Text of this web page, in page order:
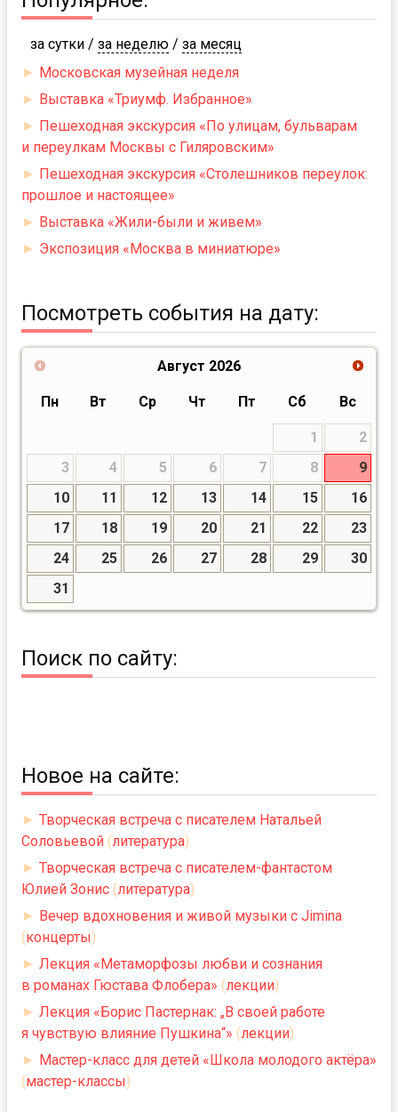
за сутки / за неделю / за месяц
► Московская музейная неделя
► Выставка «Триумф. Избранное»
► Пешеходная экскурсия «По улицам, бульварам
и переулкам Москвы с Гиляровским»
► Пешеходная экскурсия «Столешников переулок:
прошлое и настоящее»
► Выставка «Жили-были и живем»
► Экспозиция «Москва в миниатюре»
Посмотреть события на дату:
Август 2026
Пн Вт Ср Чт Пт Сб Вс
1
2
3
4 5 6 7 8
9
10
11 12 13 14 15
16
17
18 19 20 21 22
23
24
25 26 27 28 29
30
31
Поиск по сайту:
Новое на сайте:
► Творческая встреча с писателем Натальей
Соловьевой (литература)
► Творческая встреча с писателем-фантастом
Юлией Зонис (литература)
► Вечер вдохновения и живой музыки с Jimina
(концерты)
► Лекция «Метаморфозы любви и сознания
в романах Гюстава Флобера» (лекции)
► Лекция «Борис Пастернак: „В своей работе
я чувствую влияние Пушкина“» (лекции)
► Мастер-класс для детей «Школа молодого актёра»
(мастер-классы)